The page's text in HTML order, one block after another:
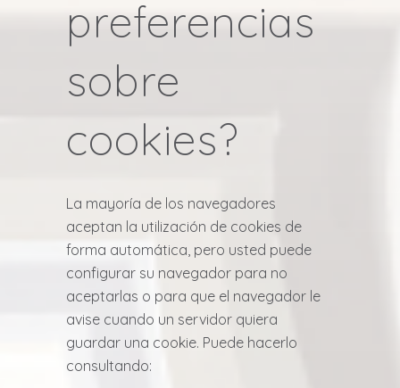
preferencias
sobre
cookies?
La mayoría de los navegadores
aceptan la utilización de cookies de
forma automática, pero usted puede
configurar su navegador para no
aceptarlas o para que el navegador le
avise cuando un servidor quiera
guardar una cookie. Puede hacerlo
consultando: